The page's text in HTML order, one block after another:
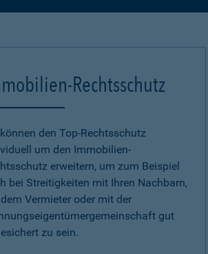
Rechtsschutz
den Top-Rechtsschutz
um den Immobilien-
erweitern, um zum Beispiel
bei Streitigkeiten mit Ihren Nachbarn,
Vermieter oder mit der
gut
zu sein.